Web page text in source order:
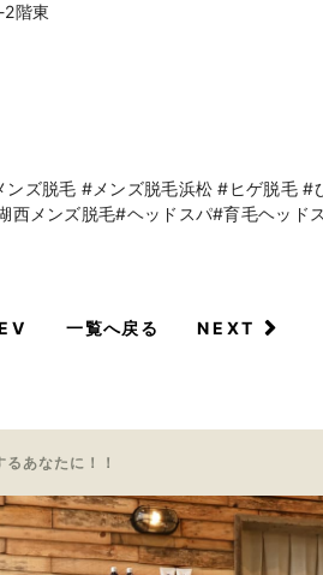
階東
ズ脱毛 #メンズ脱毛浜松 #ヒゲ脱毛
メンズ脱毛#ヘッドスパ#育毛ヘッド
一覧へ戻る NEXT
あなたに！！